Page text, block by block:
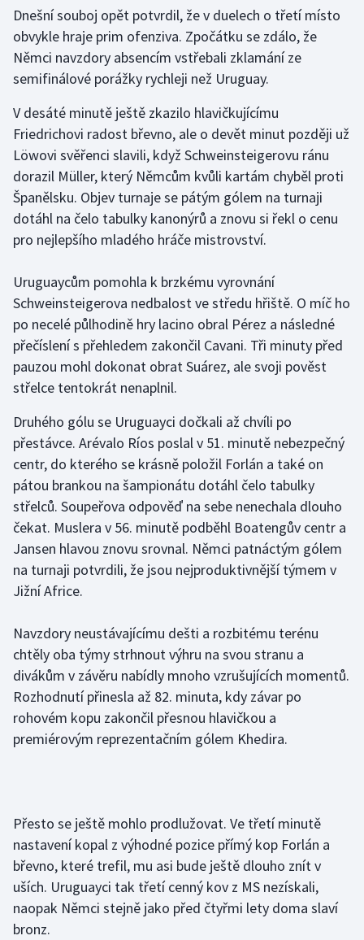
Lyže a snowboard
Moderní pětiboj
Olympijské hry
Parasport
Plavání
Ragby
Rychlobruslení
Rychlostní kanoistika
Short track
Sportovní střelba
Stolní tenis
Triatlon
Veslování
Volejbal
Ostatní
Dnešní souboj opět potvrdil, že v duelech o třetí místo
obvykle hraje prim ofenziva. Zpočátku se zdálo, že
Němci navzdory absencím vstřebali zklamání ze
semifinálové porážky rychleji než Uruguay.
V desáté minutě ještě zkazilo hlavičkujícímu
Friedrichovi radost břevno, ale o devět minut později už
Löwovi svěřenci slavili, když Schweinsteigerovu ránu
dorazil Müller, který Němcům kvůli kartám chyběl proti
Španělsku. Objev turnaje se pátým gólem na turnaji
dotáhl na čelo tabulky kanonýrů a znovu si řekl o cenu
pro nejlepšího mladého hráče mistrovství.
Uruguaycům pomohla k brzkému vyrovnání
Schweinsteigerova nedbalost ve středu hřiště. O míč ho
po necelé půlhodině hry lacino obral Pérez a následné
přečíslení s přehledem zakončil Cavani. Tři minuty před
pauzou mohl dokonat obrat Suárez, ale svoji pověst
střelce tentokrát nenaplnil.
Druhého gólu se Uruguayci dočkali až chvíli po
přestávce. Arévalo Ríos poslal v 51. minutě nebezpečný
centr, do kterého se krásně položil Forlán a také on
pátou brankou na šampionátu dotáhl čelo tabulky
střelců. Soupeřova odpověď na sebe nenechala dlouho
čekat. Muslera v 56. minutě podběhl Boatengův centr a
Jansen hlavou znovu srovnal. Němci patnáctým gólem
na turnaji potvrdili, že jsou nejproduktivnější týmem v
Jižní Africe.
Navzdory neustávajícímu dešti a rozbitému terénu
chtěly oba týmy strhnout výhru na svou stranu a
divákům v závěru nabídly mnoho vzrušujících momentů.
Rozhodnutí přinesla až 82. minuta, kdy závar po
rohovém kopu zakončil přesnou hlavičkou a
premiérovým reprezentačním gólem Khedira.
Přesto se ještě mohlo prodlužovat. Ve třetí minutě
nastavení kopal z výhodné pozice přímý kop Forlán a
břevno, které trefil, mu asi bude ještě dlouho znít v
uších. Uruguayci tak třetí cenný kov z MS nezískali,
naopak Němci stejně jako před čtyřmi lety doma slaví
bronz.